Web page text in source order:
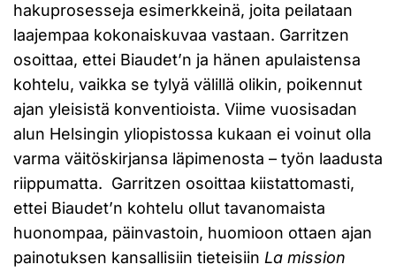
hakuprosesseja esimerkkeinä, joita peilataan
laajempaa kokonaiskuvaa vastaan. Garritzen
osoittaa, ettei Biaudet’n ja hänen apulaistensa
kohtelu, vaikka se tylyä välillä olikin, poikennut
ajan yleisistä konventioista. Viime vuosisadan
alun Helsingin yliopistossa kukaan ei voinut olla
varma väitöskirjansa läpimenosta – työn laadusta
riippumatta. Garritzen osoittaa kiistattomasti,
ettei Biaudet’n kohtelu ollut tavanomaista
huonompaa, päinvastoin, huomioon ottaen ajan
painotuksen kansallisiin tieteisiin La mission